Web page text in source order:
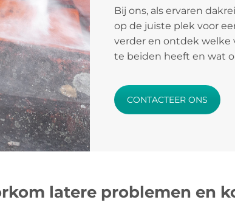
Bij ons, als ervaren
op de juiste plek voor
verder en ontdek welke
te beiden heeft en wat
CONTACTEER ONS
latere problemen en